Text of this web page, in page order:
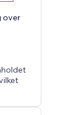
over